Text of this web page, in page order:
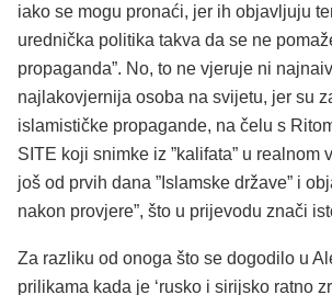
iako se mogu pronaći, jer ih objavljuju
urednička politika takva da se ne
propaganda”. No, to ne vjeruje ni
najlakovjernija osoba na svijetu, jer su
islamističke propagande, na čelu s
SITE koji snimke iz ”kalifata” u realnom
još od prvih dana ”Islamske države” i
nakon provjere”, što u prijevodu znači
Za razliku od onoga što se dogodilo u
prilikama kada je ‘rusko i sirijsko ratno